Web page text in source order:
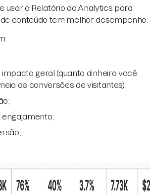
usar o Relatório do Analytics para
conteúdo tem melhor desempenho.
impacto geral (quanto dinheiro você
de conversões de visitantes);
engajamento;